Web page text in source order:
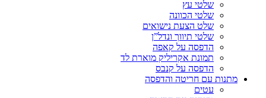
שלטי עץ
שלטי הכוונה
שלט הצעת נישואים
שלטי תיווך ונדל”ן
הדפסה על קאפה
תמונת אקריליק מוארת לד
הדפסה על קנבס
מתנות עם חריטה והדפסה
עטים